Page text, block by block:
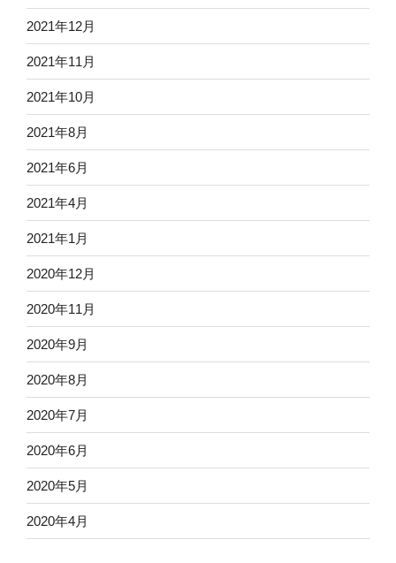
2021年12月
2021年11月
2021年10月
2021年8月
2021年6月
2021年4月
2021年1月
2020年12月
2020年11月
2020年9月
2020年8月
2020年7月
2020年6月
2020年5月
2020年4月